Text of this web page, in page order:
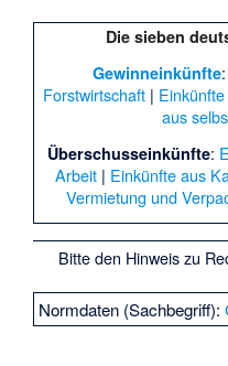
Die sieben
Gewinneinkünfte:
Forstwirtschaft |
aus
Überschusseinkünfte:
Arbeit | Einkünfte aus
Vermietung und
Bitte den Hinweis zu
Normdaten (Sachbegriff):